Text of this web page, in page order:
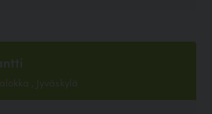
, Jyväskylä